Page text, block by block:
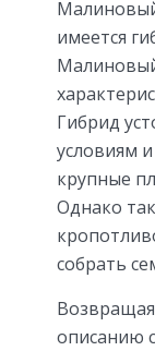
имеется
Гибрид
условиям
крупные
Однако
собрать
описанию